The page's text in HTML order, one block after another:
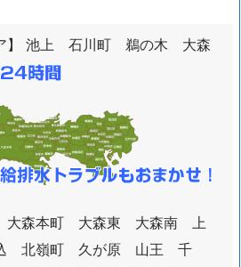
】 池上 石川町 鵜の木 大森
森本町 大森東 大森南 上
北嶺町 久が原 山王 千